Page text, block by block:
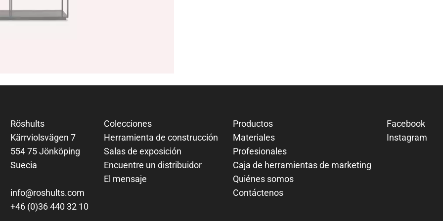
Röshults
Kärrviolsvägen 7
554 75 Jönköping
Suecia
info@roshults.com
+46 (0)36 440 32 10
Colecciones
Herramienta de construcción
Salas de exposición
Encuentre un distribuidor
El mensaje
Productos
Materiales
Profesionales
Caja de herramientas de marketing
Quiénes somos
Contáctenos
Facebook
Instagram